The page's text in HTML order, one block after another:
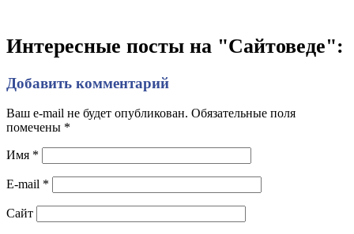
Интересные посты на "Сайтоведе":
Добавить комментарий
Ваш e-mail не будет опубликован. Обязательные поля
помечены *
Имя *
E-mail *
Сайт